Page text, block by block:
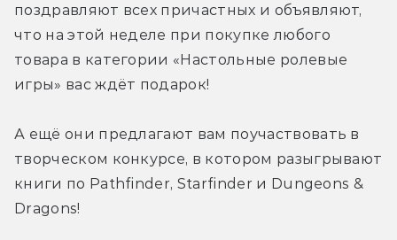
поздравляют всех причастных и объявляют,
что на этой неделе при покупке любого
товара в категории «Настольные ролевые
игры» вас ждёт подарок!
А ещё они предлагают вам поучаствовать в
творческом конкурсе, в котором разыгрывают
книги по Pathfinder, Starfinder и Dungeons &
Dragons!